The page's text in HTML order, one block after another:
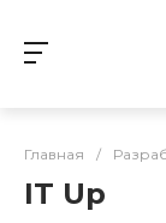
Главная /
IT Up